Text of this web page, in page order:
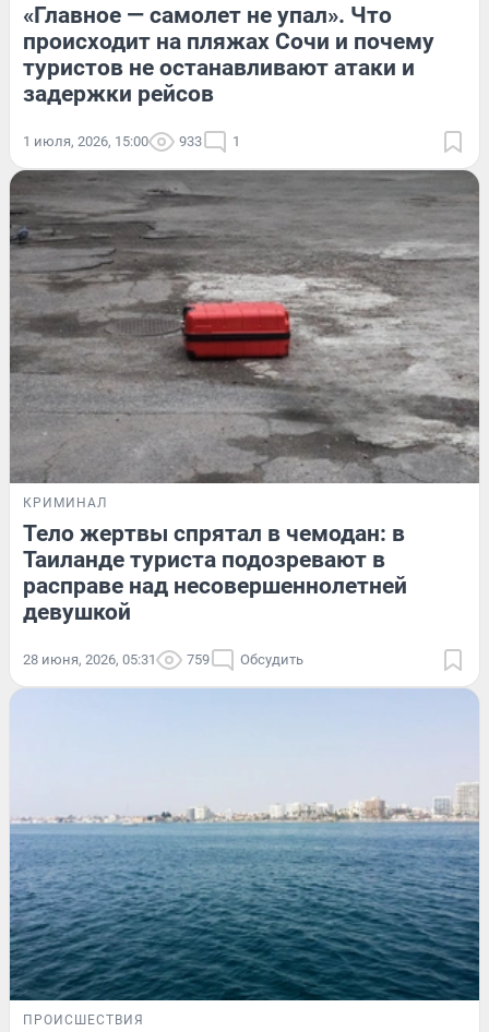
«Главное — самолет не упал». Что
происходит на пляжах Сочи и почему
туристов не останавливают атаки и
задержки рейсов
1 июля, 2026, 15:00 933 1
КРИМИНАЛ
Тело жертвы спрятал в чемодан: в
Таиланде туриста подозревают в
расправе над несовершеннолетней
девушкой
28 июня, 2026, 05:31 759 Обсудить
ПРОИСШЕСТВИЯ